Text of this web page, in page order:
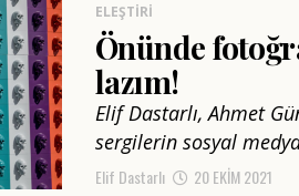
ELEŞTIRI
Önünde
lazım!
Elif Dastarlı, Ahmet
sergilerin sosyal
Elif Dastarlı 20 EKIM 2021